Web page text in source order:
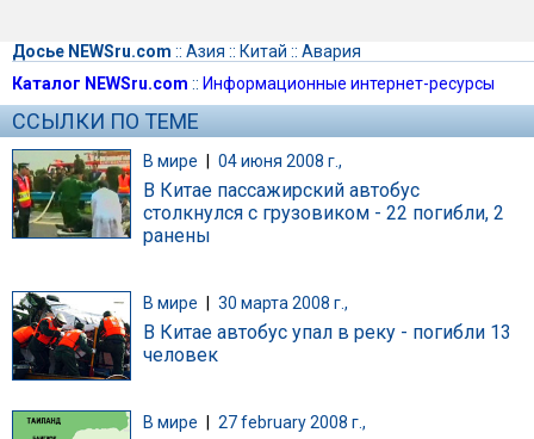
Досье NEWSru.com :: Азия :: Китай :: Авария
Каталог NEWSru.com :: Информационные интернет-ресурсы
ССЫЛКИ ПО ТЕМЕ
В мире | 04 июня 2008 г.,
В Китае пассажирский автобус
столкнулся с грузовиком - 22 погибли, 2
ранены
В мире 30 марта 2008 г.,
В Китае автобус упал в реку - погибли 13
человек
В мире 27 february 2008 г.,